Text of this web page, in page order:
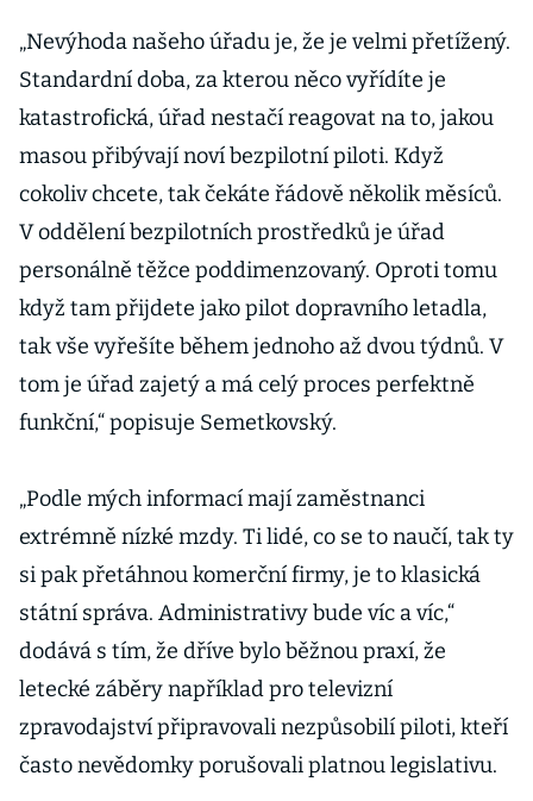
„Nevýhoda našeho úřadu je, že je velmi přetížený.
Standardní doba, za kterou něco vyřídíte je
katastrofická, úřad nestačí reagovat na to, jakou
masou přibývají noví bezpilotní piloti. Když
cokoliv chcete, tak čekáte řádově několik měsíců.
V oddělení bezpilotních prostředků je úřad
personálně těžce poddimenzovaný. Oproti tomu
když tam přijdete jako pilot dopravního letadla,
tak vše vyřešíte během jednoho až dvou týdnů. V
tom je úřad zajetý a má celý proces perfektně
funkční,“ popisuje Semetkovský.
„Podle mých informací mají zaměstnanci
extrémně nízké mzdy. Ti lidé, co se to naučí, tak ty
si pak přetáhnou komerční firmy, je to klasická
státní správa. Administrativy bude víc a víc,“
dodává s tím, že dříve bylo běžnou praxí, že
letecké záběry například pro televizní
zpravodajství připravovali nezpůsobilí piloti, kteří
často nevědomky porušovali platnou legislativu.